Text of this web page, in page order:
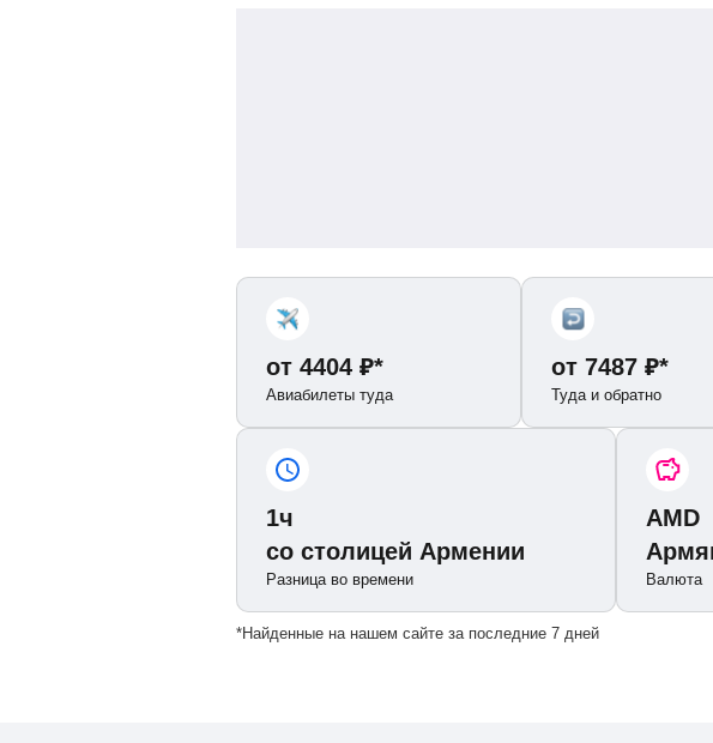
от 4404 ₽*
Авиабилеты туда
от 7487 ₽*
Туда и обратно
1ч
со столицей Армении
Разница во времени
AMD
Валюта
*Найденные на нашем сайте за последние 7 дней